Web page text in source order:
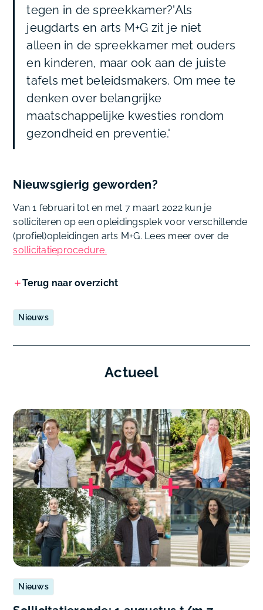
tegen in de spreekkamer?'Als
jeugdarts en arts M+G zit je niet
alleen in de spreekkamer met ouders
en kinderen, maar ook aan de juiste
tafels met beleidsmakers. Om mee te
denken over belangrijke
maatschappelijke kwesties rondom
gezondheid en preventie.'
Nieuwsgierig geworden?
Van 1 februari tot en met 7 maart 2022 kun je
solliciteren op een opleidingsplek voor verschillende
(profiel)opleidingen arts M+G. Lees meer over de
sollicitatieprocedure.
Terug naar overzicht
Nieuws
Actueel
Nieuws